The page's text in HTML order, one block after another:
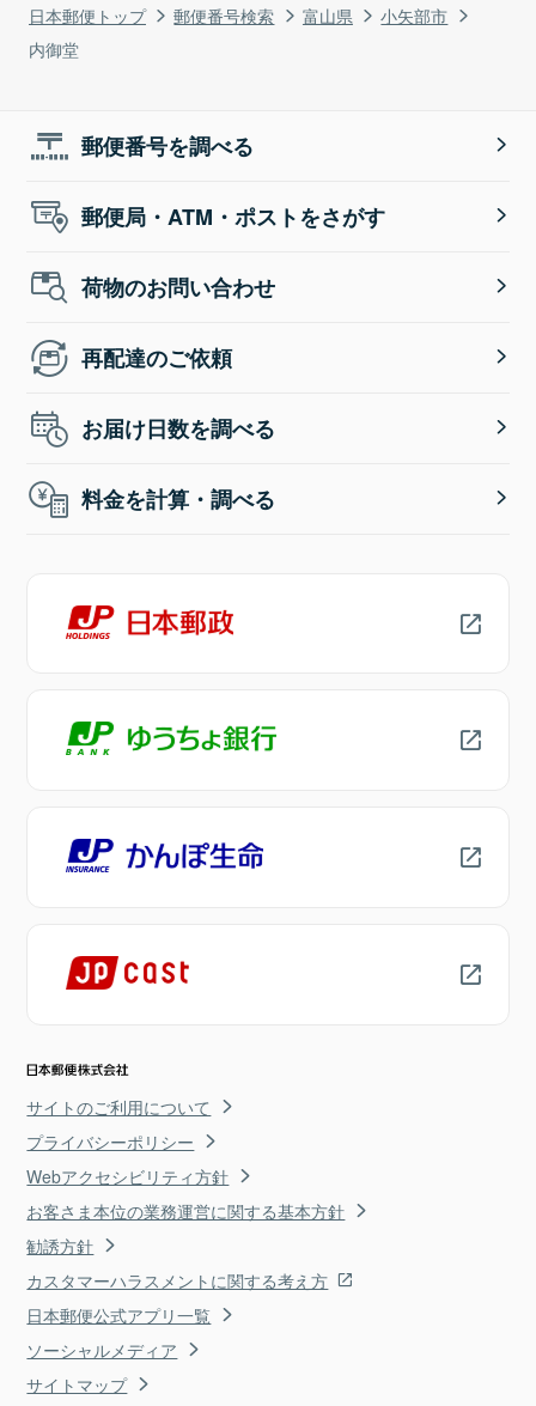
日本郵便トップ 郵便番号検索 富山県
小矢部市
内御堂
郵便番号を調べる
郵便局・ATM・ポストをさがす
荷物のお問い合わせ
再配達のご依頼
お届け日数を調べる
料金を計算・調べる
サイトのご利用について
プライバシーポリシー
Webアクセシビリティ方針
お客さま本位の業務運営に関する基本方針
勧誘方針
カスタマーハラスメントに関する考え方
日本郵便公式アプリ一覧
ソーシャルメディア
サイトマップ